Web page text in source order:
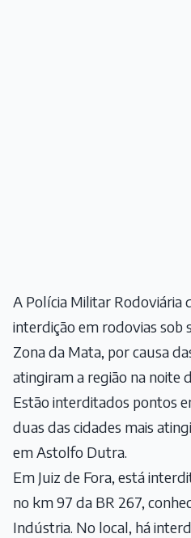
A Polícia Militar
interdição em rodovias sob
Zona da Mata, por causa
atingiram a região na noite
Estão interditados pontos
duas das cidades mais
em Astolfo Dutra.
Em Juiz de Fora, está
no km 97 da BR 267,
Indústria. No local, há